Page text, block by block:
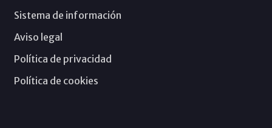
Sistema de información
Aviso legal
Política de privacidad
Política de cookies